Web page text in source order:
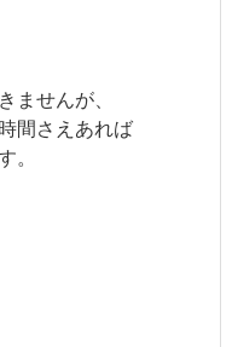
ませんが、
間さえあれば
。